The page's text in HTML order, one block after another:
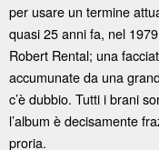
per usare un termine
quasi 25 anni fa, nel
Robert Rental; una
accumunate da una
c’è dubbio. Tutti i brani
l’album è decisamente
proria.